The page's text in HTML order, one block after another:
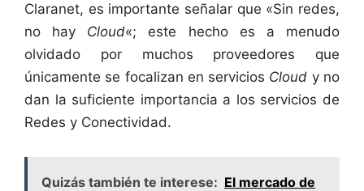
Claranet, es importante señalar que «Sin redes,
no hay Cloud«; este hecho es a menudo
olvidado por muchos proveedores que
únicamente se focalizan en servicios Cloud y no
dan la suficiente importancia a los servicios de
Redes y Conectividad.
Quizás también te interese: El mercado de